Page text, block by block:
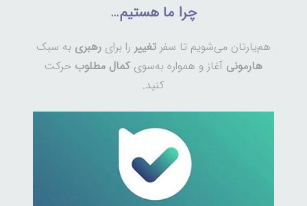
چرا ما هستیم…
هم‌یارتان می‌شویم تا سفر تغییر را برای رهبری به سبک
هارمونی آغاز و همواره به‌سوی کمال مطلوب حرکت
کنید.